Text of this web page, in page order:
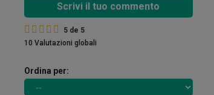
Scrivi il tuo commento
5 de 5
10 Valutazioni globali
Ordina per: